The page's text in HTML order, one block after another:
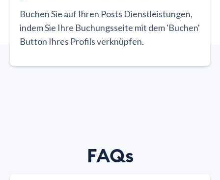
Buchen Sie auf Ihren Posts Dienstleistungen,
indem Sie Ihre Buchungsseite mit dem 'Buchen'
Button Ihres Profils verknüpfen.
FAQs